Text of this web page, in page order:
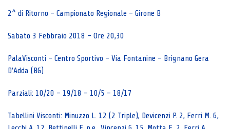
2^ di Ritorno – Campionato Regionale – Girone B
Sabato 3 Febbraio 2018 – Ore 20,30
PalaVisconti – Centro Sportivo – Via Fontanine – Brignano Gera
D’Adda (BG)
Parziali: 10/20 – 19/18 – 10/5 – 18/17
Tabellini Visconti: Minuzzo L. 12 (2 Triple), Devicenzi P. 2, Ferri M. 6,